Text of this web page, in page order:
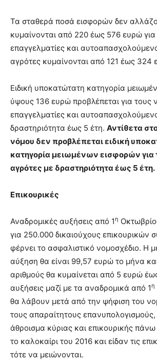
Τα σταθερά ποσά εισφορών δεν
κυμαίνονται από 220 έως 576 ευρώ
επαγγελματίες και
αγρότες κυμαίνονται από 121 έως 324
Ειδική υποκατώτατη κατηγορία
ύψους 136 ευρώ προβλέπεται για τους
επαγγελματίες και
δραστηριότητα έως 5 έτη. Αντίθετα
νόμου δεν προβλέπεται ειδική
κατηγορία μειωμένων εισφορών για
αγρότες με δραστηριότητα έως 5 έτη.
Επικουρικές
Αναδρομικές αυξήσεις από 1η
για 250.000 δικαιούχους επικουρικών
φέρνει το ασφαλιστικό νομοσχέδιο. Η
αύξηση θα είναι 99,57 ευρώ το μήνα
αριθμούς θα κυμαίνεται από 5 ευρώ
αυξήσεις μαζί με τα αναδρομικά από 1η
θα λάβουν μετά από την ψήφιση του
τους απαραίτητους επανυπολογισμούς,
άθροισμα κύριας και επικουρικής
το καλοκαίρι του 2016 και είδαν τις
τότε να μειώνονται.